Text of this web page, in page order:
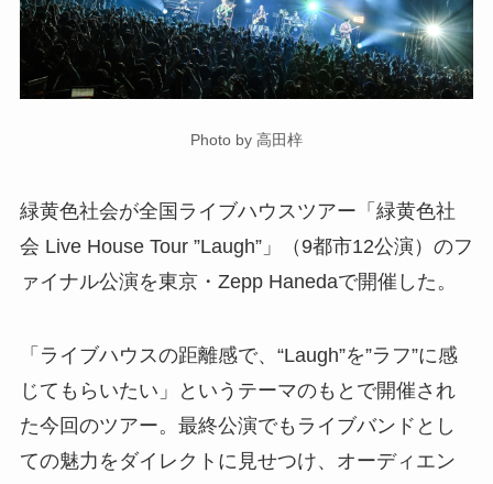
Photo by 高田梓
緑黄色社会が全国ライブハウスツアー「緑黄色社
会 Live House Tour ”Laugh”」（9都市12公演）のフ
ァイナル公演を東京・Zepp Hanedaで開催した。
「ライブハウスの距離感で、“Laugh”を”ラフ”に感
じてもらいたい」というテーマのもとで開催され
た今回のツアー。最終公演でもライブバンドとし
ての魅力をダイレクトに見せつけ、オーディエン